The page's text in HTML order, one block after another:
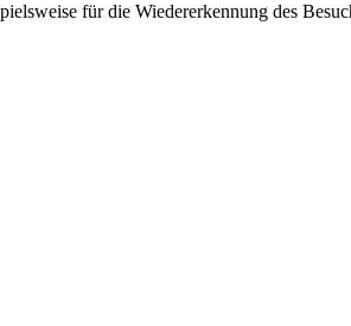
für die Wiedererkennung des